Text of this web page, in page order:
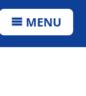
MENU